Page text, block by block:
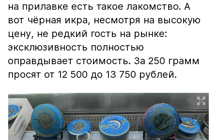
на прилавке есть такое лакомство. А
вот чёрная икра, несмотря на высокую
цену, не редкий гость на рынке:
эксклюзивность полностью
оправдывает стоимость. За 250 грамм
просят от 12 500 до 13 750 рублей.